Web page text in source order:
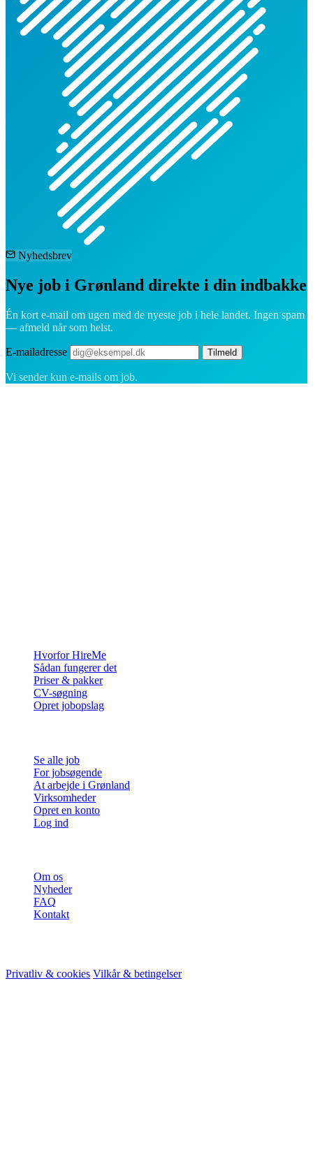
Nyhedsbrev
Nye job i Grønland direkte i din indbakke
Én kort e-mail om ugen med de nyeste job i hele landet. Ingen spam
— afmeld når som helst.
E-mailadresse Tilmeld
Vi sender kun e-mails om job.
Hvorfor HireMe
Sådan fungerer det
Priser & pakker
CV-søgning
Opret jobopslag
Se alle job
For jobsøgende
At arbejde i Grønland
Virksomheder
Opret en konto
Log ind
Om os
Nyheder
FAQ
Kontakt
Privatliv & cookies Vilkår & betingelser